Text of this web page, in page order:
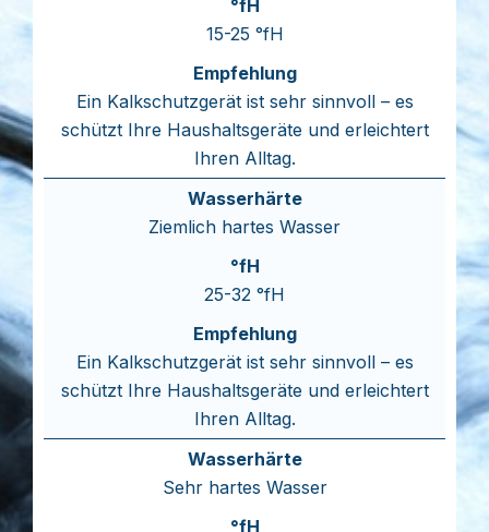
15-25 °fH
Ein Kalkschutzgerät ist sehr sinnvoll – es
schützt Ihre Haushaltsgeräte und erleichtert
Ihren Alltag.
Ziemlich hartes Wasser
25-32 °fH
Ein Kalkschutzgerät ist sehr sinnvoll – es
schützt Ihre Haushaltsgeräte und erleichtert
Ihren Alltag.
Sehr hartes Wasser